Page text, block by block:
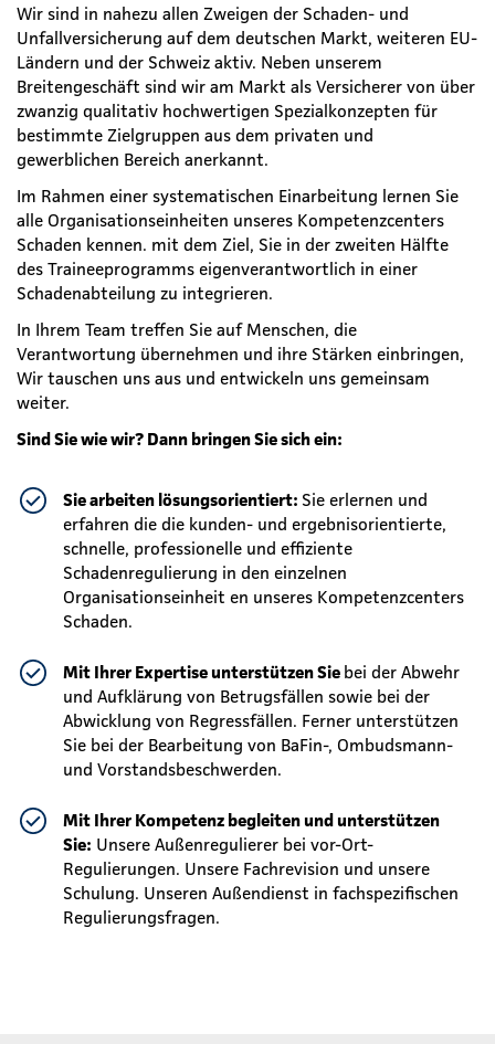
Wir sind in nahezu allen Zweigen der Schaden- und
Unfallversicherung auf dem deutschen Markt, weiteren EU-
Ländern und der Schweiz aktiv. Neben unserem
Breitengeschäft sind wir am Markt als Versicherer von über
zwanzig qualitativ hochwertigen Spezialkonzepten für
bestimmte Zielgruppen aus dem privaten und
gewerblichen Bereich anerkannt.
Im Rahmen einer systematischen Einarbeitung lernen Sie
alle Organisationseinheiten unseres Kompetenzcenters
Schaden kennen. mit dem Ziel, Sie in der zweiten Hälfte
des Traineeprogramms eigenverantwortlich in einer
Schadenabteilung zu integrieren.
In Ihrem Team treffen Sie auf Menschen, die
Verantwortung übernehmen und ihre Stärken einbringen,
Wir tauschen uns aus und entwickeln uns gemeinsam
weiter.
Sind Sie wie wir? Dann bringen Sie sich ein:
Sie arbeiten lösungsorientiert: Sie erlernen und
erfahren die die kunden- und ergebnisorientierte,
schnelle, professionelle und effiziente
Schadenregulierung in den einzelnen
Organisationseinheit en unseres Kompetenzcenters
Schaden.
Mit Ihrer Expertise unterstützen Sie bei der Abwehr
und Aufklärung von Betrugsfällen sowie bei der
Abwicklung von Regressfällen. Ferner unterstützen
Sie bei der Bearbeitung von BaFin-, Ombudsmann-
und Vorstandsbeschwerden.
Mit Ihrer Kompetenz begleiten und unterstützen
Sie: Unsere Außenregulierer bei vor-Ort-
Regulierungen. Unsere Fachrevision und unsere
Schulung. Unseren Außendienst in fachspezifischen
Regulierungsfragen.